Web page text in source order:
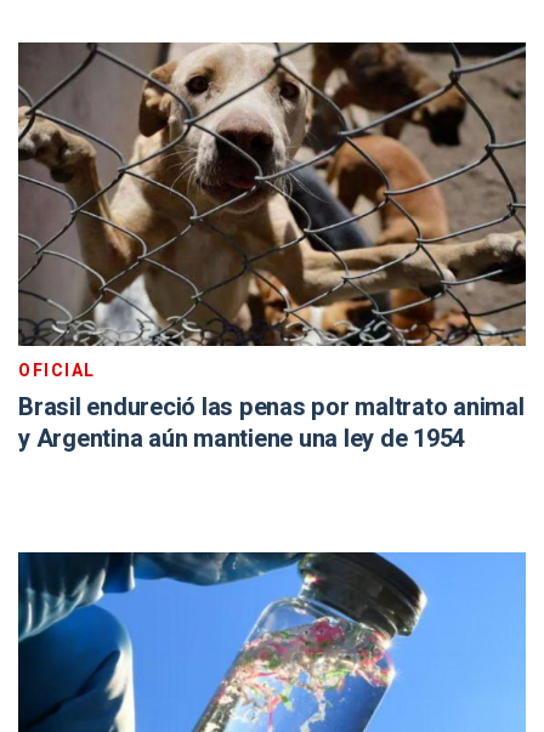
OFICIAL
Brasil endureció las penas por maltrato animal
y Argentina aún mantiene una ley de 1954